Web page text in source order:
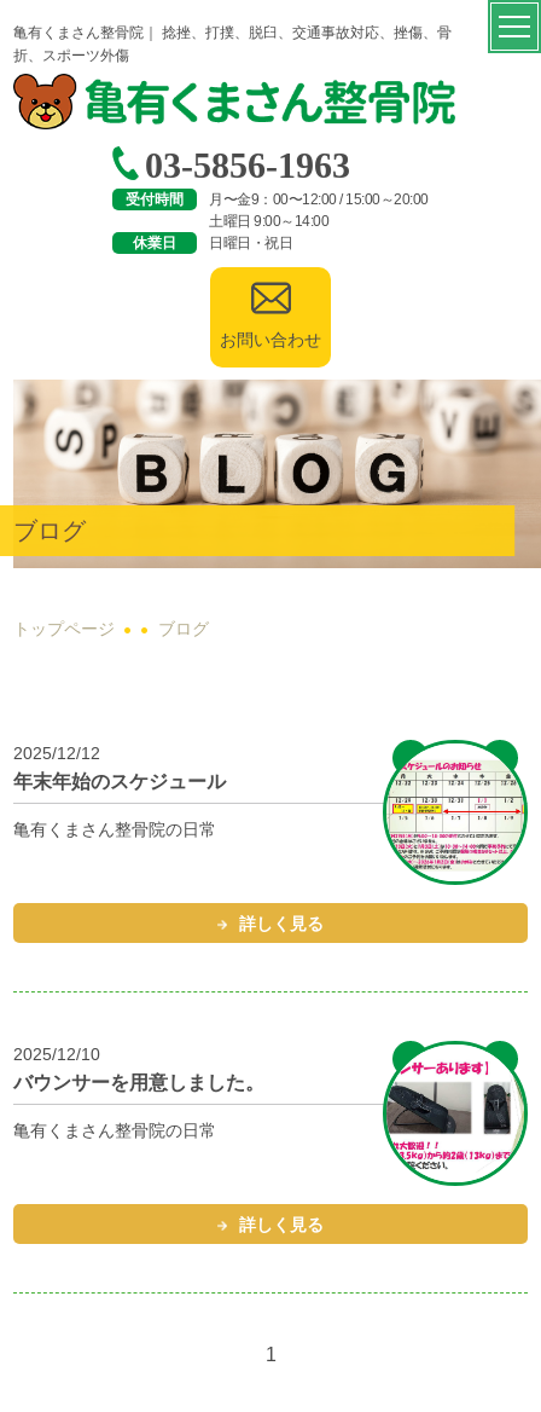
亀有くまさん整骨院｜ 捻挫、打撲、脱臼、交通事故対応、挫傷、骨
折、スポーツ外傷
03-5856-1963
受付時間
月〜金9：00〜12:00 / 15:00～20:00
土曜日 9:00～14:00
休業日
日曜日・祝日
お問い合わせ
ブログ
トップページ ブログ
2025/12/12
年末年始のスケジュール
亀有くまさん整骨院の日常
詳しく見る
2025/12/10
バウンサーを用意しました。
亀有くまさん整骨院の日常
詳しく見る
1